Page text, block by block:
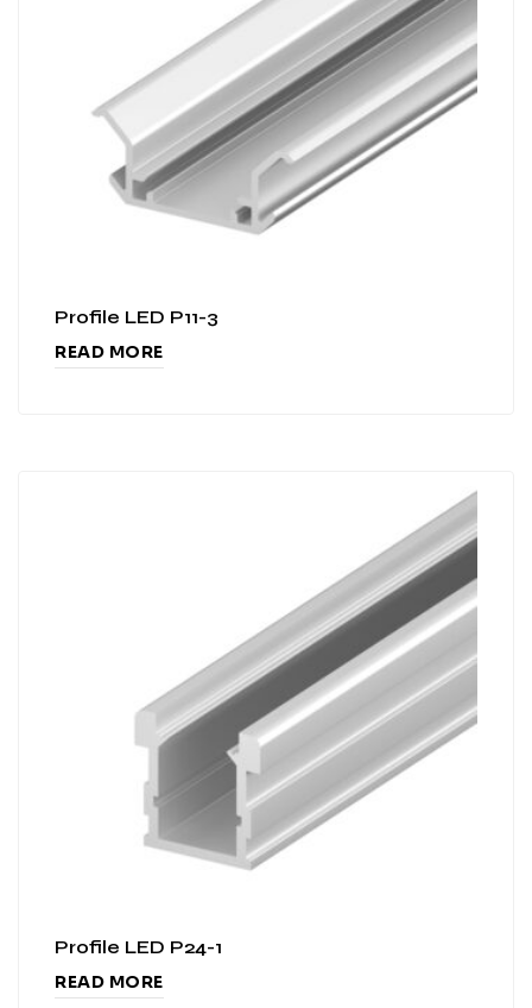
Profile LED P11-3
READ MORE
Profile LED P24-1
READ MORE